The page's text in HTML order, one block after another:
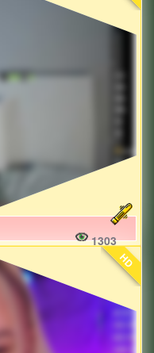
1303
HD